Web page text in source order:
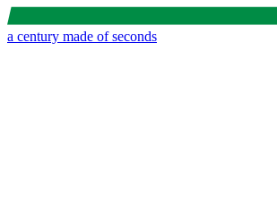
a century made of seconds